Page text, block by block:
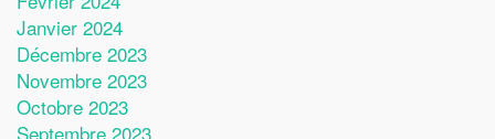
Janvier 2024
Décembre 2023
Novembre 2023
Octobre 2023
Septembre 2023